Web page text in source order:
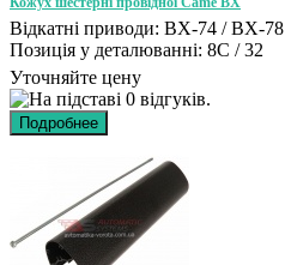
Відкатні приводи: BX-74 / BX-78
Позиція у деталюванні: 8C / 32
Уточняйте цену